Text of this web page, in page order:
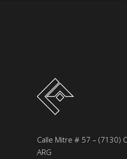
Calle Mitre # 57 – (7130)
ARG